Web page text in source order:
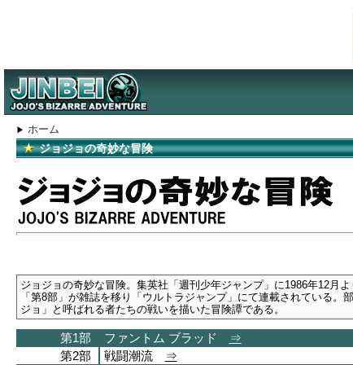
ホーム
ジョジョの奇妙な冒険
ジョジョの奇妙な冒険。集英社「週刊少年ジャンプ」に1986年12月
「第8部」が雑誌を移り「ウルトラジャンプ」にて連載されている
ジョ」と呼ばれる者たちの戦いを描いた冒険譚である。
第1部 ファントム ブラッド
⇒
第2部
戦闘潮流 ⇒